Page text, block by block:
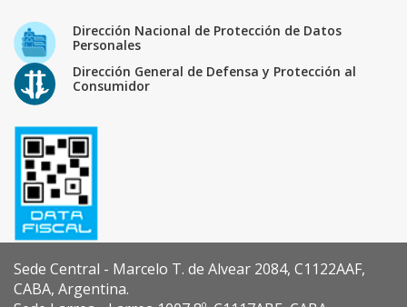
Dirección Nacional de Protección de Datos
Personales
Dirección General de Defensa y Protección al
Consumidor
Sede Central - Marcelo T. de Alvear 2084, C1122AAF,
CABA, Argentina.